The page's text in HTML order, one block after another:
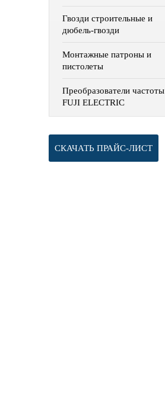
Гвозди строительные и
дюбель-гвозди
Монтажные патроны и
пистолеты
Преобразователи частоты
FUJI ELECTRIC
СКАЧАТЬ ПРАЙС-ЛИСТ